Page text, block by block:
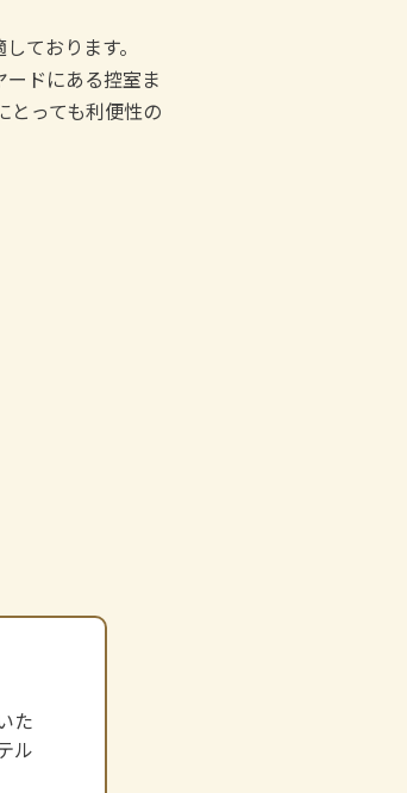
ております。
ドにある控室ま
とっても利便性の
た
ル